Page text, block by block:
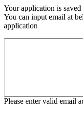
Your application is
You can input email at
application
Please enter valid email